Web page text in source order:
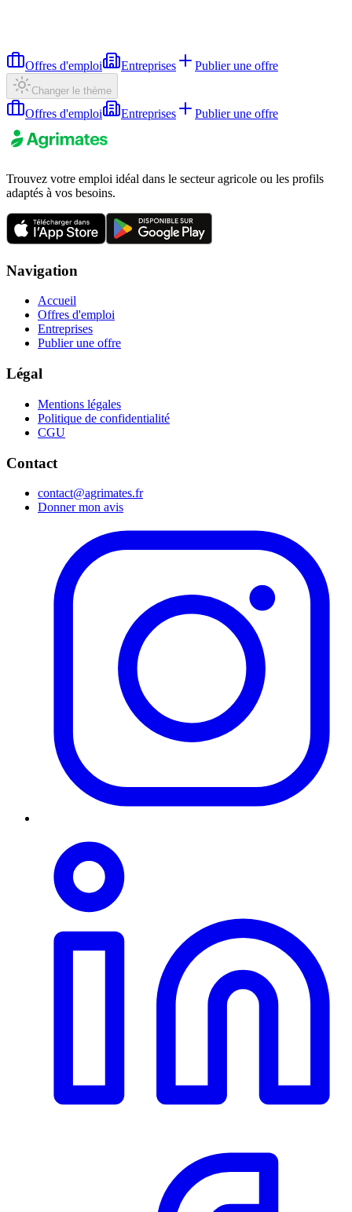
Offres d'emploi Entreprises Publier une offre
Changer le thème
Offres d'emploi Entreprises Publier une offre
Trouvez votre emploi idéal dans le secteur agricole ou les profils
adaptés à vos besoins.
Navigation
Accueil
Offres d'emploi
Entreprises
Publier une offre
Légal
Mentions légales
Politique de confidentialité
CGU
Contact
contact@agrimates.fr
Donner mon avis